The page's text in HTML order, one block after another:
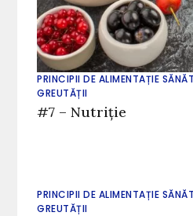
PRINCIPII DE ALIMENTAȚIE
GREUTĂȚII
#7 – Nutriție
PRINCIPII DE ALIMENTAȚIE
GREUTĂȚII